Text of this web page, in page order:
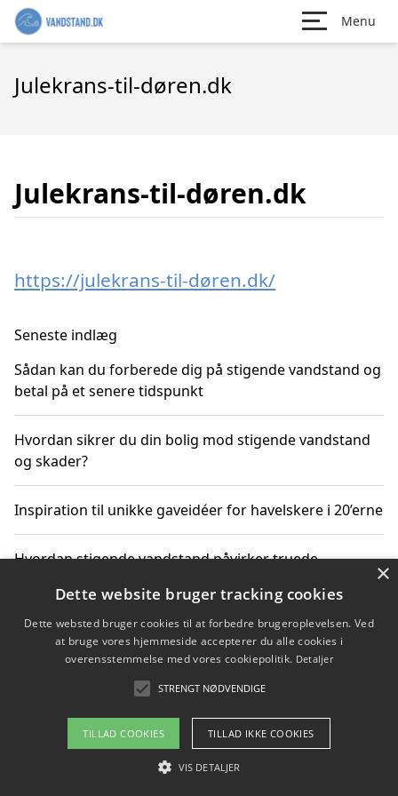
Menu
Julekrans-til-døren.dk
Julekrans-til-døren.dk
https://julekrans-til-døren.dk/
Seneste indlæg
Sådan kan du forberede dig på stigende vandstand og
betal på et senere tidspunkt
Hvordan sikrer du din bolig mod stigende vandstand
og skader?
Inspiration til unikke gaveidéer for havelskere i 20’erne
Hvordan stigende vandstand påvirker truede
Sådan vælger du de bedste vandrerygsække til
vandreture i Danmark
Copyright 2026 - Pilanto Aps
Om / kontakt
×
Dette website bruger tracking cookies
Dette websted bruger cookies til at forbedre brugeroplevelsen. Ved
at bruge vores hjemmeside accepterer du alle cookies i
overensstemmelse med vores cookiepolitik. Detaljer
STRENGT NØDVENDIGE
TILLAD COOKIES TILLAD IKKE COOKIES
VIS DETALJER